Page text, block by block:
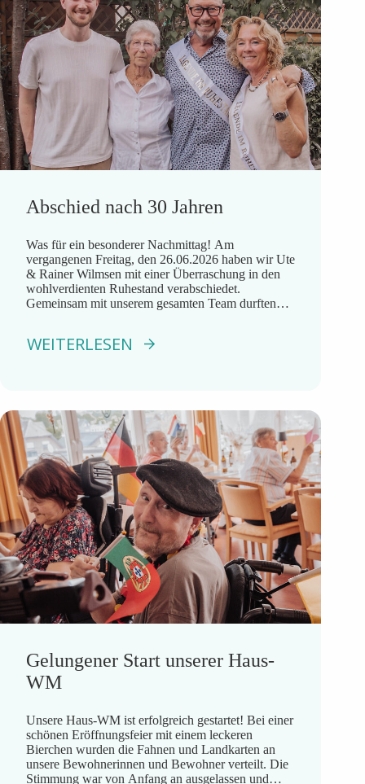
Abschied nach 30 Jahren
Was für ein besonderer Nachmittag! Am
vergangenen Freitag, den 26.06.2026 haben wir Ute
& Rainer Wilmsen mit einer Überraschung in den
wohlverdienten Ruhestand verabschiedet.
Gemeinsam mit unserem gesamten Team durften
kühlen Getränken und vielen schönen Gesprächen
WEITERLESEN
Gelungener Start unserer Haus-
WM
Unsere Haus-WM ist erfolgreich gestartet! Bei einer
schönen Eröffnungsfeier mit einem leckeren
Bierchen wurden die Fahnen und Landkarten an
unsere Bewohnerinnen und Bewohner verteilt. Die
Stimmung war von Anfang an ausgelassen und